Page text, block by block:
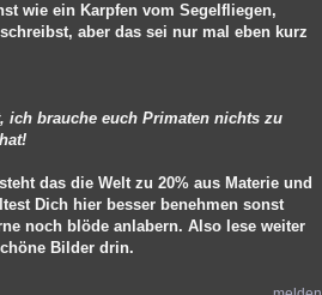
wie ein Karpfen vom Segelfliegen,
aber das sei nur mal eben kurz
ich brauche euch Primaten nichts zu
das die Welt zu 20% aus Materie und
Dich hier besser benehmen sonst
noch blöde anlabern. Also lese weiter
Bilder drin.